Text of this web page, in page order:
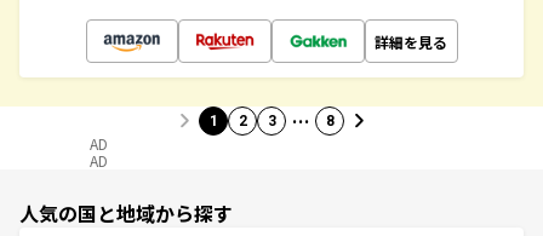
詳細を見る
1 2 3 … 8
AD
AD
人気の国と地域から探す